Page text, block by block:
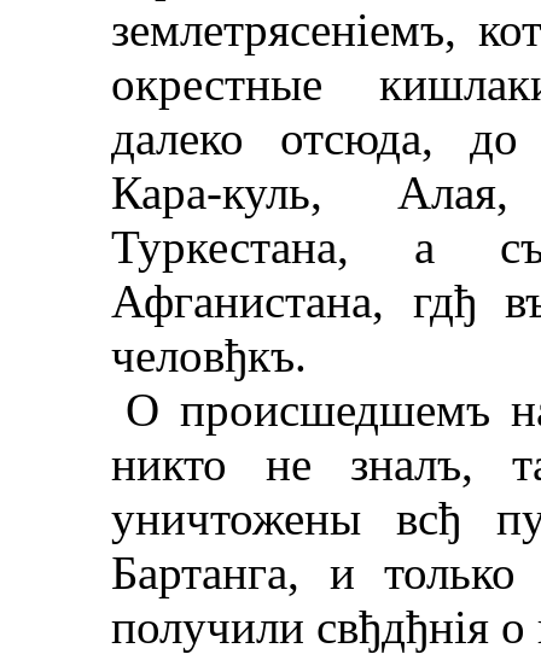
землетрясенiемъ,
окрестные
далеко отсюда, до
Кара-куль, Алая,
Туркестана, а
Афганистана, гдђ
человђкъ.
О происшедшемъ
никто не зналъ,
уничтожены всђ
Бартанга, и
получили свђдђнiя о